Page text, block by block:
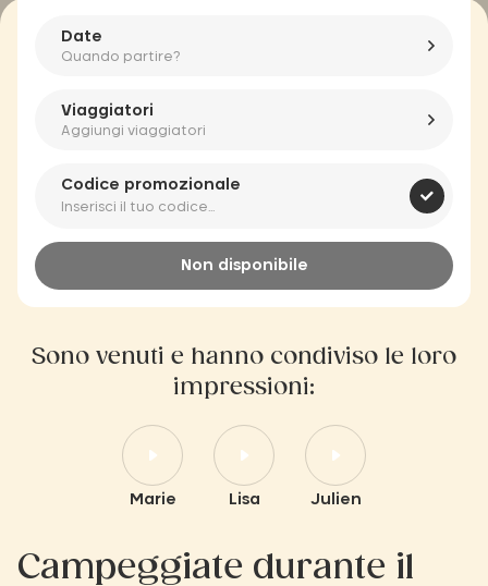
Date
Quando partire?
Viaggiatori
Aggiungi viaggiatori
Codice promozionale
Non disponibile
Sono venuti e hanno condiviso le loro
impressioni:
Marie Lisa Julien
Campeggiate durante il